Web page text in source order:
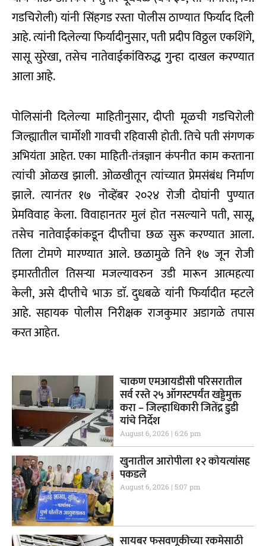
गडचिरोली) यांनी सिंहगड रस्ता पोलीस ठाण्यात फिर्याद दिली
आहे. त्यांनी दिलेल्या फिर्यादीनुसार, पती प्रदीप विठ्ठल एकशिंगे,
सासू सुरेखा, तसेच नातेवाईकांविरुद्ध गुन्हा दाखल करण्यात
आला आहे.
पोलिसांनी दिलेल्या माहितीनुसार, दीप्ती मूळची गडचिरोली
जिल्ह्यातील चार्मोशी गावची रहिवासी होती. तिचे पती संगणक
अभियंता आहेत. एका माहिती-तंत्रज्ञान कंपनीत काम करताना
त्यांची ओळख झाली. ओळखीतून त्यांच्यात प्रेमसंबंध निर्माण
झाले. त्यानंतर १७ नोव्हेंबर २०२४ रोजी दोघांनी पुण्यात
प्रेमविवाह केला. विवाहानतर मुलं होत नसल्याने पती, सासू,
तसेच नातेवाईकांकडून दीप्तीचा छळ सुरू करण्यात आला.
तिला टोमणे मारण्यात आले. छळामुळे तिने १७ जून रोजी
इमारतीतील तिसऱ्या मजल्यावरुन उडी मारून आत्महत्या
केली, असे दीप्तीचे भाऊ डाॅ. दुधबळे यांनी फिर्यादीत म्हटले
आहे. सहायक पोलीस निरीक्षक राजकुमार अडागळे तपास
करत आहेत.
चाकण एमआयडीसी परिसरातील
सर्व रस्ते २५ ऑगस्टपर्यंत खड्डेमुक्त
करा – जिल्हाधिकारी जितेंद्र डुडी
यांचे निर्देश
August 6, 2026 6:26 pm
खुनातील आरोपीला १२ कोयत्यांसह
पकडले
August 6, 2026 5:07 pm
सायबर फसवणूकीच्या रकमेसाठी